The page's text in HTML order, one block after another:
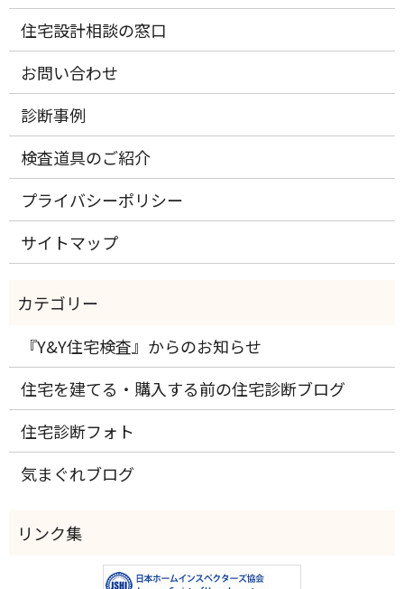
住宅設計相談の窓口
お問い合わせ
診断事例
検査道具のご紹介
プライバシーポリシー
サイトマップ
『Y&Y住宅検査』からのお知らせ
住宅を建てる・購入する前の住宅診断ブログ
住宅診断フォト
気まぐれブログ